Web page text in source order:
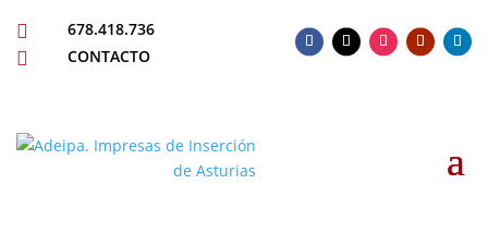
 678.418.736
 CONTACTO